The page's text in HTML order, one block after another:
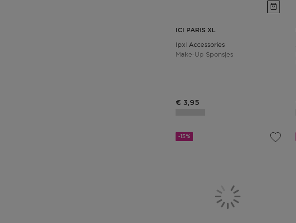
ICI PARIS XL
Ipxl Accessories
Make-Up Sponsjes
Productprijs
€ 3,95
-15%